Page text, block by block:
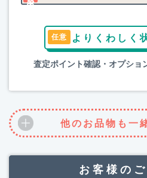
よりくわしく
査定ポイント確認・オプショ
他のお品物も一
お客様の